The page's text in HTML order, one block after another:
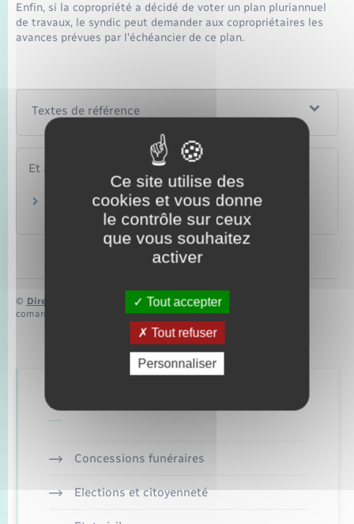
Enfin, si la copropriété a décidé de voter un plan pluriannuel
de travaux, le syndic peut demander aux copropriétaires les
avances prévues par l'échéancier de ce plan.
Textes de référence
Et aussi
Budget et charges de copropriété
© Direction de l’information légale et administrative
comarquage developpé parbaseo.io
Retrouvez aussi
Concessions funéraires
Elections et citoyenneté
Ce site utilise des
cookies et vous donne
le contrôle sur ceux
que vous souhaitez
activer
Tout accepter
Tout refuser
Personnaliser